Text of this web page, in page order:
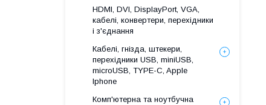
HDMI, DVI, DisplayPort, VGA,
кабелі, конвертери, перехідники
і з'єднання
Кабелі, гнізда, штекери,
перехідники USB, miniUSB,
microUSB, TYPE-C, Apple
Iphone
Комп'ютерна та ноутбучна